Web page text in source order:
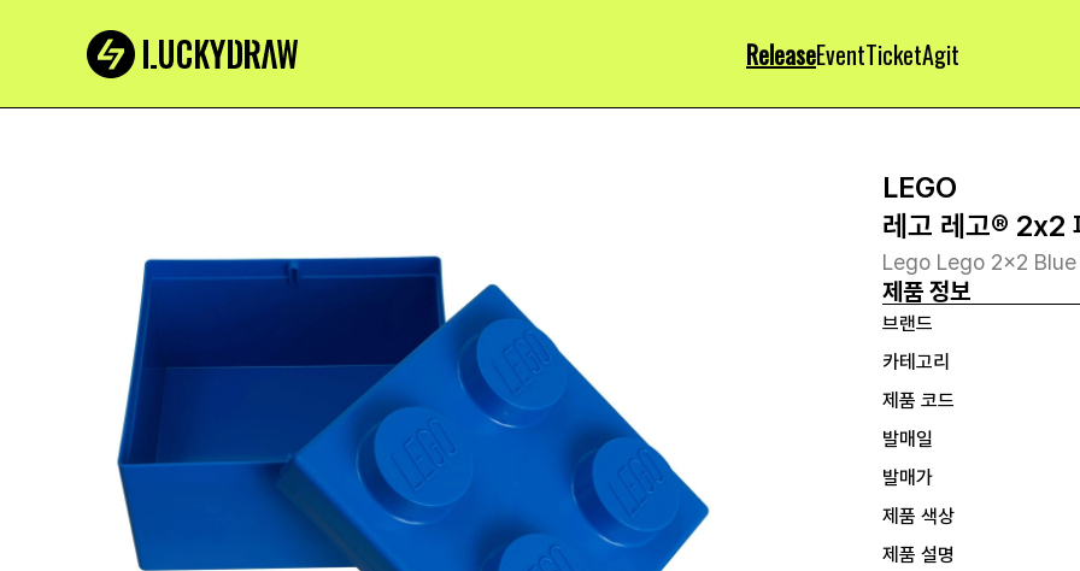
ReleaseEventTicketAgit
LEGO
레고 레고® 2x2
Lego Lego 2x2
제품 정보
브랜드
카테고리
제품 코드
발매일
발매가
제품 색상
제품 설명